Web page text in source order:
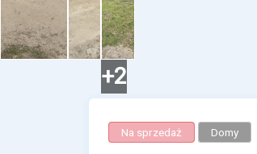
+2
Na sprzedaż Domy